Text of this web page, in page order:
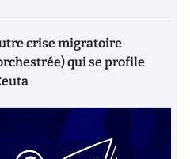
crise migratoire
qui se profile